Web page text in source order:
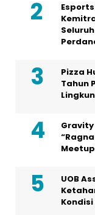
Pizza
Tahun
Gravity
UOB